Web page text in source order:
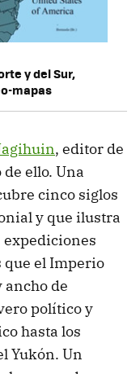
y del Sur,
mapas
, editor de
ello. Una
cinco siglos
y que ilustra
el Imperio
ancho de
político y
hasta los
Yukón. Un